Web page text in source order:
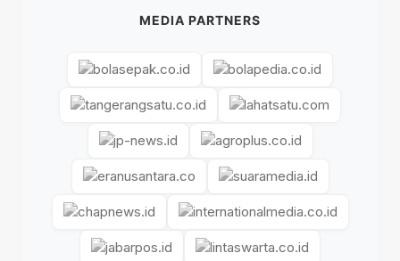
MEDIA PARTNERS